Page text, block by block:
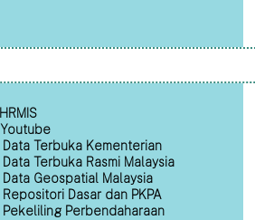
HRMIS
Youtube
Data Terbuka Kementerian
Data Terbuka Rasmi Malaysia
Data Geospatial Malaysia
Repositori Dasar dan PKPA
Pekeliling Perbendaharaan